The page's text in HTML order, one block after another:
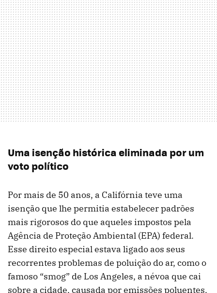
Uma isenção histórica eliminada por um
voto político
Por mais de 50 anos, a Califórnia teve uma
isenção que lhe permitia estabelecer padrões
mais rigorosos do que aqueles impostos pela
Agência de Proteção Ambiental (EPA) federal.
Esse direito especial estava ligado aos seus
recorrentes problemas de poluição do ar, como o
famoso “smog” de Los Angeles, a névoa que cai
sobre a cidade, causada por emissões poluentes.